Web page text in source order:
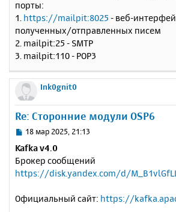
порты:
1. https://mailpit:8025 - веб-
полученных/отправленных писем
2. mailpit:25 - SMTP
3. mailpit:110 - POP3
Ink0gnit0
Re: Сторонние модули OSP6
С
о
б
щ
н
и
18 мар 2025, 21:13
Kafka v4.0
Брокер сообщений
https://disk.yandex.com/d/
Официальный сайт: https://